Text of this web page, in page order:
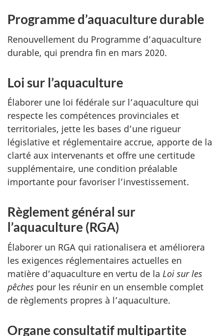
Programme d’aquaculture durable
Renouvellement du Programme d’aquaculture
durable, qui prendra fin en mars 2020.
Loi sur l’aquaculture
Élaborer une loi fédérale sur l’aquaculture qui
respecte les compétences provinciales et
territoriales, jette les bases d’une rigueur
législative et réglementaire accrue, apporte de la
clarté aux intervenants et offre une certitude
supplémentaire, une condition préalable
importante pour favoriser l’investissement.
Règlement général sur
l’aquaculture (RGA)
Élaborer un RGA qui rationalisera et améliorera
les exigences réglementaires actuelles en
matière d’aquaculture en vertu de la Loi sur les
pêches pour les réunir en un ensemble complet
de règlements propres à l’aquaculture.
Organe consultatif multipartite